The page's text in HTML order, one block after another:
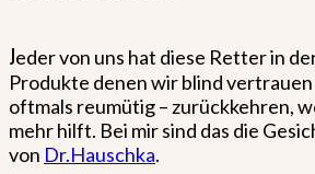
Jeder von uns hat diese Retter in
Produkte denen wir blind vertrauen
oftmals reumütig – zurückkehren,
mehr hilft. Bei mir sind das die
von Dr.Hauschka.